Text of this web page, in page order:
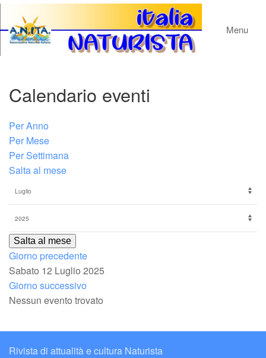
Menu
Calendario eventi
Per Anno
Per Mese
Per Settimana
Salta al mese
Salta al mese
Giorno precedente
Sabato 12 Luglio 2025
Giorno successivo
Nessun evento trovato
Rivista di attualità e cultura Naturista